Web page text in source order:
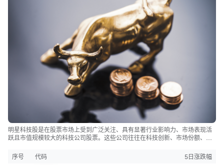
明星科技股是在股票市场上受到广泛关注、具有显著行业影响力、市场表现活
跃且市值规模较大的科技公司股票。这些公司往往在科技创新、市场份额、品
市，特别是科技行业板块乃至全球经济具有显著影响。
序号 代码 5日涨跌幅